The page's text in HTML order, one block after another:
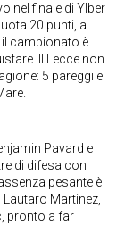
nel finale di Ylber
20 punti, a
campionato è
Il Lecce non
5 pareggi e
Pavard e
di difesa con
pesante è
Martinez,
pronto a far